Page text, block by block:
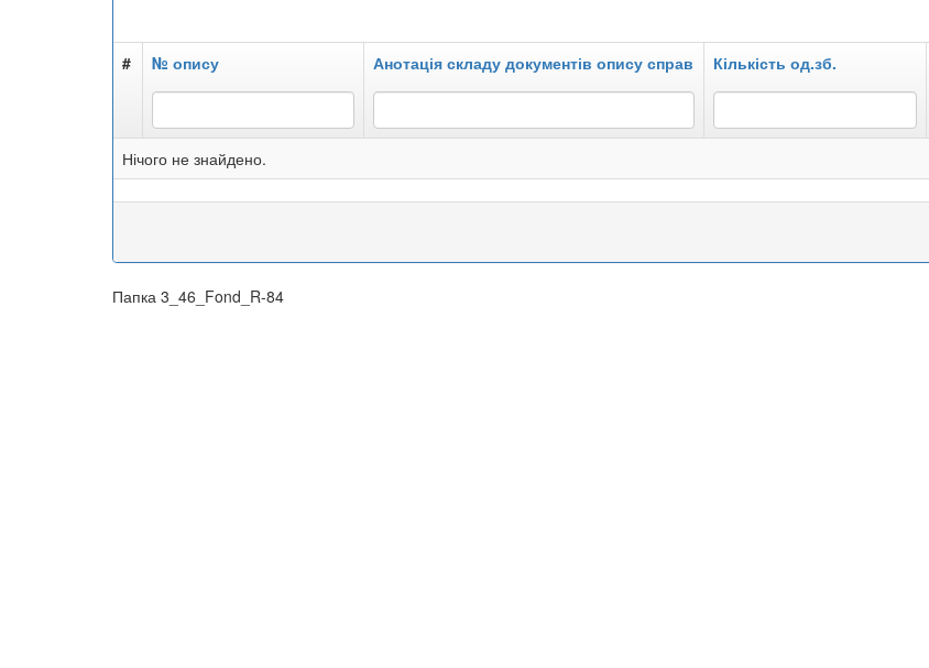
# № опису Анотація складу документів опису справ Кількість од.зб.
Нічого не знайдено.
Папка 3_46_Fond_R-84